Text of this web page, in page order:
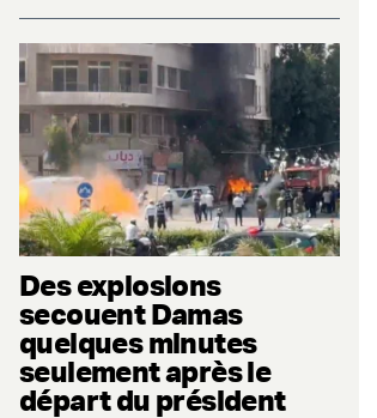
Des explosions
secouent Damas
quelques minutes
seulement après le
départ du président